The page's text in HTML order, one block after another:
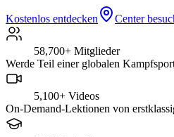
Kostenlos entdecken Center
58,700+ Mitglieder
Werde Teil einer globalen
5,100+ Videos
On-Demand-Lektionen von